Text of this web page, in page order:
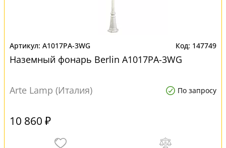
A1017PA-3WG 147749
Наземный фонарь Berlin A1017PA-3WG
Arte Lamp (Италия) По запросу
10 860 ₽